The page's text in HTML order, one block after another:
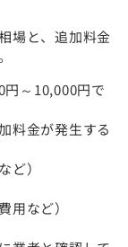
場と、追加料金
～10,000円で
料金が発生する
ど）
用など）